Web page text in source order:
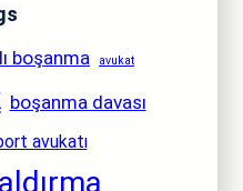
boşanma avukat
boşanma davası
avukatı